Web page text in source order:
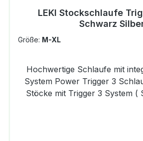
LEKI Stockschlaufe
Schwarz
Größe: M-XL
Hochwertige Schlaufe mit
System Power Trigger 3
Stöcke mit Trigger 3 System (